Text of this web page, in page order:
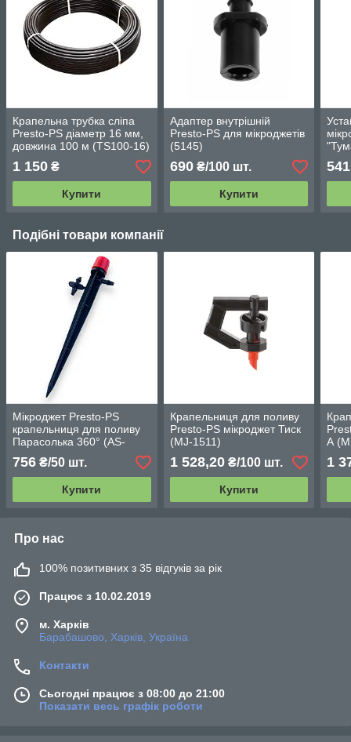
Крапельна трубка сліпа
Presto-PS діаметр 16 мм,
довжина 100 м (TS100-16)
1 150 ₴
Купити
Адаптер внутрішній
Presto-PS для мікроджетів
(5145)
690₴/100 шт.
Купити
Подібні товари компанії
Мікроджет Presto-PS
крапельниця для поливу
Парасолька 360° (AS-
756 ₴/50 шт.
Купити
Крапельниця для поливу
Presto-PS мікроджет Тиск
(MJ-1511)
1 528,20₴/100 шт.
Купити
А
1
Про нас
100% позитивних з 35 відгуків за рік
Працює з 10.02.2019
м. Харків
Барабашово, Харків, Україна
Контакти
Сьогодні працює з 08:00 до 21:00
Показати весь графік роботи